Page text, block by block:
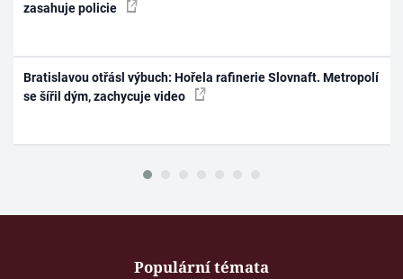
zasahuje policie
Bratislavou otřásl výbuch: Hořela rafinerie Slovnaft. Metropolí
se šířil dým, zachycuje video
Populární témata